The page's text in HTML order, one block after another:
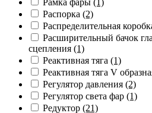
Распорка (2)
Распределительная
Расширительный бачок
сцепления (1)
Реактивная тяга (1)
Реактивная тяга V
Регулятор давления (2)
Регулятор света фар (1)
Редуктор (21)